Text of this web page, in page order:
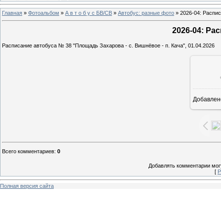
Главная » Фотоальбом » А в т о б у с БВ/СВ » Автобус: разные фото » 2026-04:
2026-04:
Расписание автобуса № 38 "Площадь Захарова - с. Вишнёвое - п. Кача", 01.04.2026
Всего комментариев: 0
Добавлять комментарии
[
Полная версия сайта